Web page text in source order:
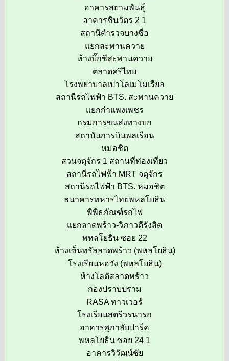
อาคารสยามพันธุ์
อาคารชินวัตร 2 1
สถานีตำรวจบางซื่อ
แยกสะพานควาย
ห้างบิ๊กซีสะพานควาย
ตลาดศรีไทย
โรงพยาบาลเปาโลเมโมเรียล
สถานีรถไฟฟ้า BTS. สะพานควาย
แยกกำแพงเพชร
กรมการขนส่งทางบก
สถาบันการบินพลเรือน
หมอชิต
สวนจตุจักร 1 สถานที่ท่องเที่ยว
สถานีรถไฟฟ้า MRT จตุจักร
สถานีรถไฟฟ้า BTS. หมอชิต
ธนาคารทหารไทยพหลโยธิน
พิพิธภัณฑ์รถไฟ
แยกลาดพร้าว-วิภาวดีรังสิต
พหลโยธิน ซอย 22
ห้างเซ็นทรัลลาดพร้าว (พหลโยธิน)
โรงเรียนหอวัง (พหลโยธิน)
ห้างโลตัสลาดพร้าว
กองปราบปราม
RASA ทาวเวอร์
โรงเรียนสตรีวรนารถ
อาคารศุภาลัยปาร์ค
พหลโยธิน ซอย 24 1
อาคารวิวัฒน์ชัย